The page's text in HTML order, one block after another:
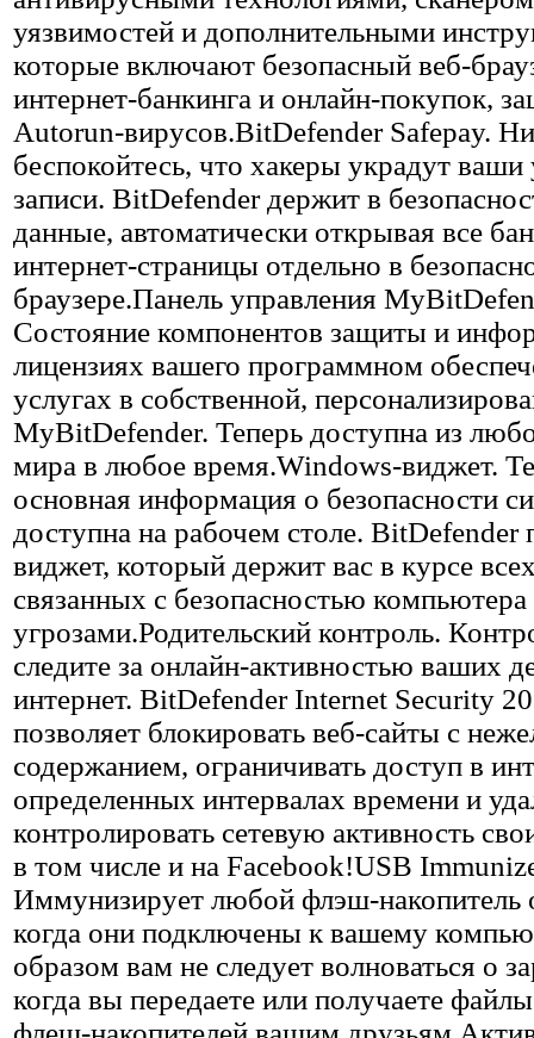
уязвимостей и дополнительными
которые включают безопасный веб-
интернет-банкинга и онлайн-покупок,
Autorun-вирусов.BitDefender Safepay.
беспокойтесь, что хакеры украдут ваши
записи. BitDefender держит в
данные, автоматически открывая все
интернет-страницы отдельно в
браузере.Панель управления
Состояние компонентов защиты и
лицензиях вашего программном
услугах в собственной,
MyBitDefender. Теперь доступна из
мира в любое время.Windows-виджет.
основная информация о безопасности
доступна на рабочем столе. BitDefender
виджет, который держит вас в курсе
связанных с безопасностью компьютера
угрозами.Родительский контроль.
следите за онлайн-активностью ваших
интернет. BitDefender Internet Security
позволяет блокировать веб-сайты с
содержанием, ограничивать доступ в
определенных интервалах времени и
контролировать сетевую активность
в том числе и на Facebook!USB
Иммунизирует любой флэш-накопитель
когда они подключены к вашему
образом вам не следует волноваться о
когда вы передаете или получаете